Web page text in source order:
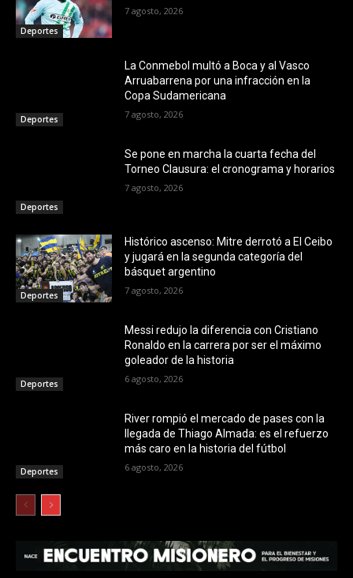
Deportes
7 agosto, 2026
Deportes
La Conmebol multó a Boca y al Vasco
Arruabarrena por una infracción en la
Copa Sudamericana
7 agosto, 2026
Deportes
Se pone en marcha la cuarta fecha del
Torneo Clausura: el cronograma y horarios
7 agosto, 2026
Deportes
Histórico ascenso: Mitre derrotó a El Ceibo
y jugará en la segunda categoría del
básquet argentino
7 agosto, 2026
Deportes
Messi redujo la diferencia con Cristiano
Ronaldo en la carrera por ser el máximo
goleador de la historia
6 agosto, 2026
Deportes
River rompió el mercado de pases con la
llegada de Thiago Almada: es el refuerzo
más caro en la historia del fútbol
6 agosto, 2026